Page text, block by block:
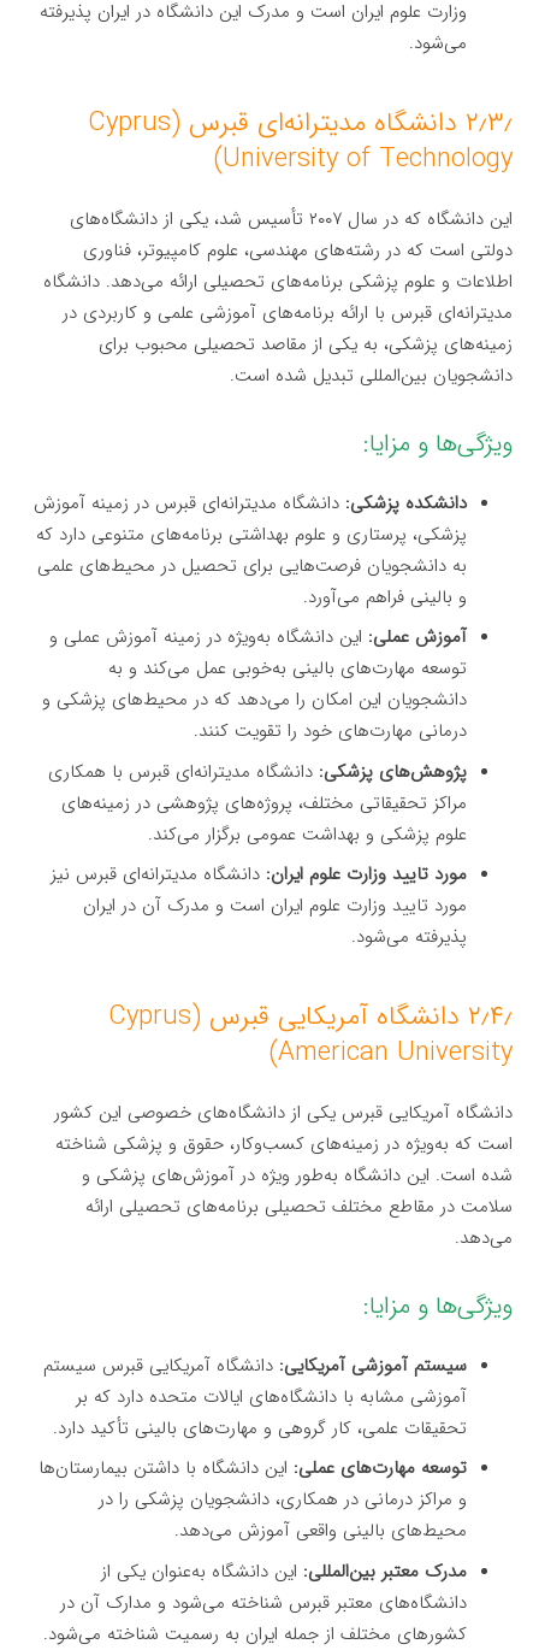
وزارت علوم ایران است و مدرک این دانشگاه در ایران پذیرفته
می‌شود.
۲٫۳٫ دانشگاه مدیترانه‌ای قبرس (Cyprus
University of Technology)
این دانشگاه که در سال ۲۰۰۷ تأسیس شد، یکی از دانشگاه‌های
دولتی است که در رشته‌های مهندسی، علوم کامپیوتر، فناوری
اطلاعات و علوم پزشکی برنامه‌های تحصیلی ارائه می‌دهد. دانشگاه
مدیترانه‌ای قبرس با ارائه برنامه‌های آموزشی علمی و کاربردی در
زمینه‌های پزشکی، به یکی از مقاصد تحصیلی محبوب برای
دانشجویان بین‌المللی تبدیل شده است.
ویژگی‌ها و مزایا:
دانشکده پزشکی: دانشگاه مدیترانه‌ای قبرس در زمینه آموزش
پزشکی، پرستاری و علوم بهداشتی برنامه‌های متنوعی دارد که
به دانشجویان فرصت‌هایی برای تحصیل در محیط‌های علمی
و بالینی فراهم می‌آورد.
آموزش عملی: این دانشگاه به‌ویژه در زمینه آموزش عملی و
توسعه مهارت‌های بالینی به‌خوبی عمل می‌کند و به
دانشجویان این امکان را می‌دهد که در محیط‌های پزشکی و
درمانی مهارت‌های خود را تقویت کنند.
پژوهش‌های پزشکی: دانشگاه مدیترانه‌ای قبرس با همکاری
مراکز تحقیقاتی مختلف، پروژه‌های پژوهشی در زمینه‌های
علوم پزشکی و بهداشت عمومی برگزار می‌کند.
مورد تایید وزارت علوم ایران: دانشگاه مدیترانه‌ای قبرس نیز
مورد تایید وزارت علوم ایران است و مدرک آن در ایران
پذیرفته می‌شود.
۲٫۴٫ دانشگاه آمریکایی قبرس (Cyprus
American University)
دانشگاه آمریکایی قبرس یکی از دانشگاه‌های خصوصی این کشور
است که به‌ویژه در زمینه‌های کسب‌وکار، حقوق و پزشکی شناخته
شده است. این دانشگاه به‌طور ویژه در آموزش‌های پزشکی و
سلامت در مقاطع مختلف تحصیلی برنامه‌های تحصیلی ارائه
می‌دهد.
ویژگی‌ها و مزایا:
سیستم آموزشی آمریکایی: دانشگاه آمریکایی قبرس سیستم
آموزشی مشابه با دانشگاه‌های ایالات متحده دارد که بر
تحقیقات علمی، کار گروهی و مهارت‌های بالینی تأکید دارد.
توسعه مهارت‌های عملی: این دانشگاه با داشتن بیمارستان‌ها
و مراکز درمانی در همکاری، دانشجویان پزشکی را در
محیط‌های بالینی واقعی آموزش می‌دهد.
مدرک معتبر بین‌المللی: این دانشگاه به‌عنوان یکی از
دانشگاه‌های معتبر قبرس شناخته می‌شود و مدارک آن در
کشورهای مختلف از جمله ایران به رسمیت شناخته می‌شود.